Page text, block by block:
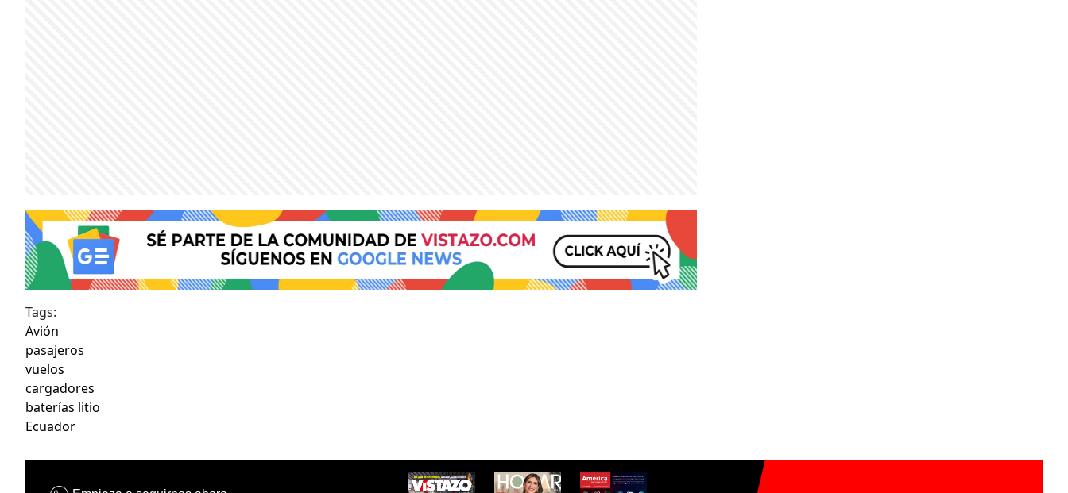
Tags:
Avión
pasajeros
vuelos
cargadores
baterías litio
Ecuador